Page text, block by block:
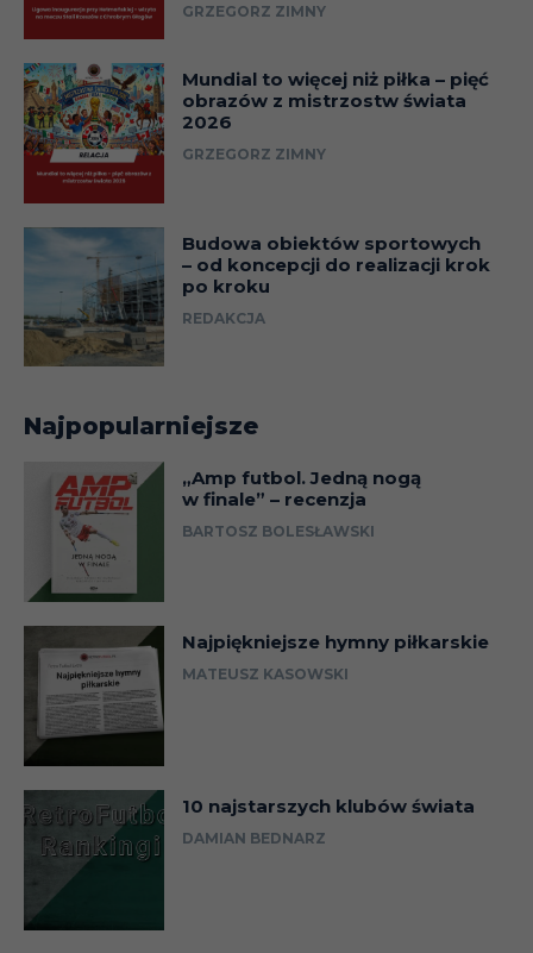
GRZEGORZ ZIMNY
Mundial to więcej niż piłka – pięć
obrazów z mistrzostw świata
2026
GRZEGORZ ZIMNY
Budowa obiektów sportowych
– od koncepcji do realizacji krok
po kroku
REDAKCJA
Najpopularniejsze
„Amp futbol. Jedną nogą
w finale” – recenzja
BARTOSZ BOLESŁAWSKI
Najpiękniejsze hymny piłkarskie
MATEUSZ KASOWSKI
10 najstarszych klubów świata
DAMIAN BEDNARZ